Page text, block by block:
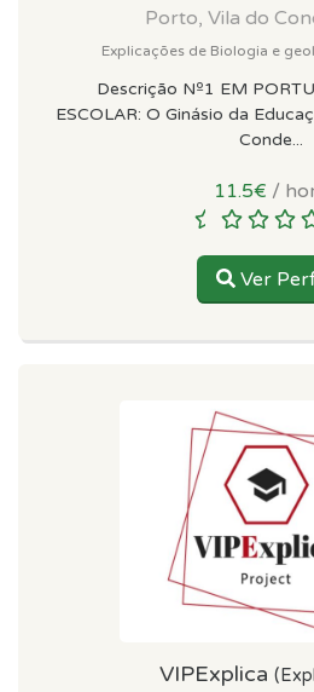
Porto, Vila do
Explicações de Biologia e
Descrição Nº1 EM
ESCOLAR: O Ginásio da
Conde...
11.5€ /
Ver
VIPExplica